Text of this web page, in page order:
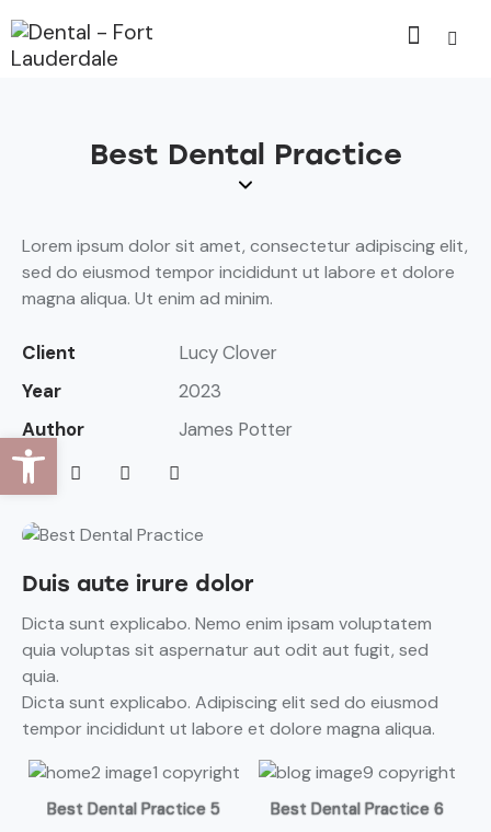
Best Dental Practice
Lorem ipsum dolor sit amet, consectetur adipiscing elit,
sed do eiusmod tempor incididunt ut labore et dolore
magna aliqua. Ut enim ad minim.
Client
Lucy Clover
Year
2023
Author
James Potter
Duis aute irure dolor
Dicta sunt explicabo. Nemo enim ipsam voluptatem
quia voluptas sit aspernatur aut odit aut fugit, sed
quia.
Dicta sunt explicabo. Adipiscing elit sed do eiusmod
tempor incididunt ut labore et dolore magna aliqua.
Best Dental Practice 5 Best Dental Practice 6
Open toolbar